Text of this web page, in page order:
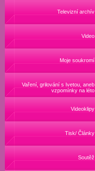
Televizní archív
Video
Moje soukromí
Vaření, grilování s Ivetou, aneb
vzpomínky na léto
Videoklipy
Tisk/ Články
Soutěž